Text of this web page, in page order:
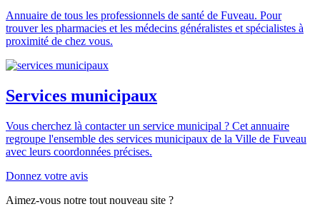
Annuaire de tous les professionnels de santé de Fuveau. Pour
trouver les pharmacies et les médecins généralistes et spécialistes à
proximité de chez vous.
Services municipaux
Vous cherchez là contacter un service municipal ? Cet annuaire
regroupe l'ensemble des services municipaux de la Ville de Fuveau
avec leurs coordonnées précises.
Donnez votre avis
Aimez-vous notre tout nouveau site ?